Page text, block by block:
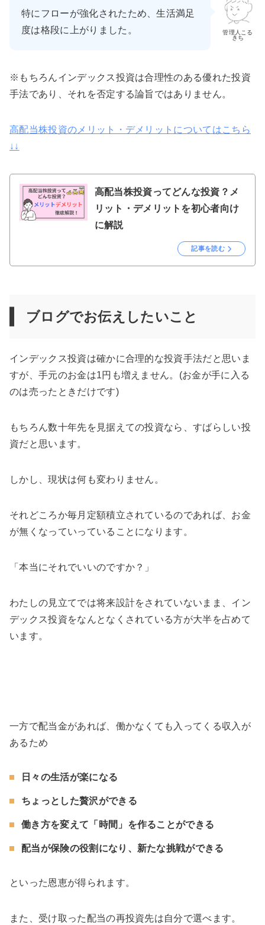
管理人こる
きち
特にフローが強化されたため、生活満足
度は格段に上がりました。
※もちろんインデックス投資は合理性のある優れた投資
手法であり、それを否定する論旨ではありません。
高配当株投資のメリット・デメリットについてはこちら
↓↓
高配当株投資ってどんな投資？メ
リット・デメリットを初心者向け
に解説
記事を読む
ブログでお伝えしたいこと
インデックス投資は確かに合理的な投資手法だと思いま
すが、手元のお金は1円も増えません。(お金が手に入る
のは売ったときだけです)
もちろん数十年先を見据えての投資なら、すばらしい投
資だと思います。
しかし、現状は何も変わりません。
それどころか毎月定額積立されているのであれば、お金
が無くなっていっていることになります。
「本当にそれでいいのですか？」
わたしの見立てでは将来設計をされていないまま、イン
デックス投資をなんとなくされている方が大半を占めて
います。
一方で配当金があれば、働かなくても入ってくる収入が
あるため
日々の生活が楽になる
ちょっとした贅沢ができる
働き方を変えて「時間」を作ることができる
配当が保険の役割になり、新たな挑戦ができる
といった恩恵が得られます。
また、受け取った配当の再投資先は自分で選べます。